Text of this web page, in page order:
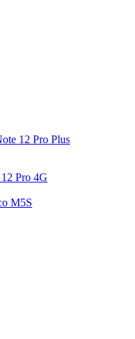
12 Pro Plus
Pro 4G
M5S